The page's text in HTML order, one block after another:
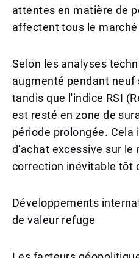
attentes en matière de
affectent tous le marché
Selon les analyses
augmenté pendant
tandis que l'indice RSI
est resté en zone de
période prolongée. Cela
d'achat excessive sur le
correction inévitable tôt
Développements
de valeur refuge